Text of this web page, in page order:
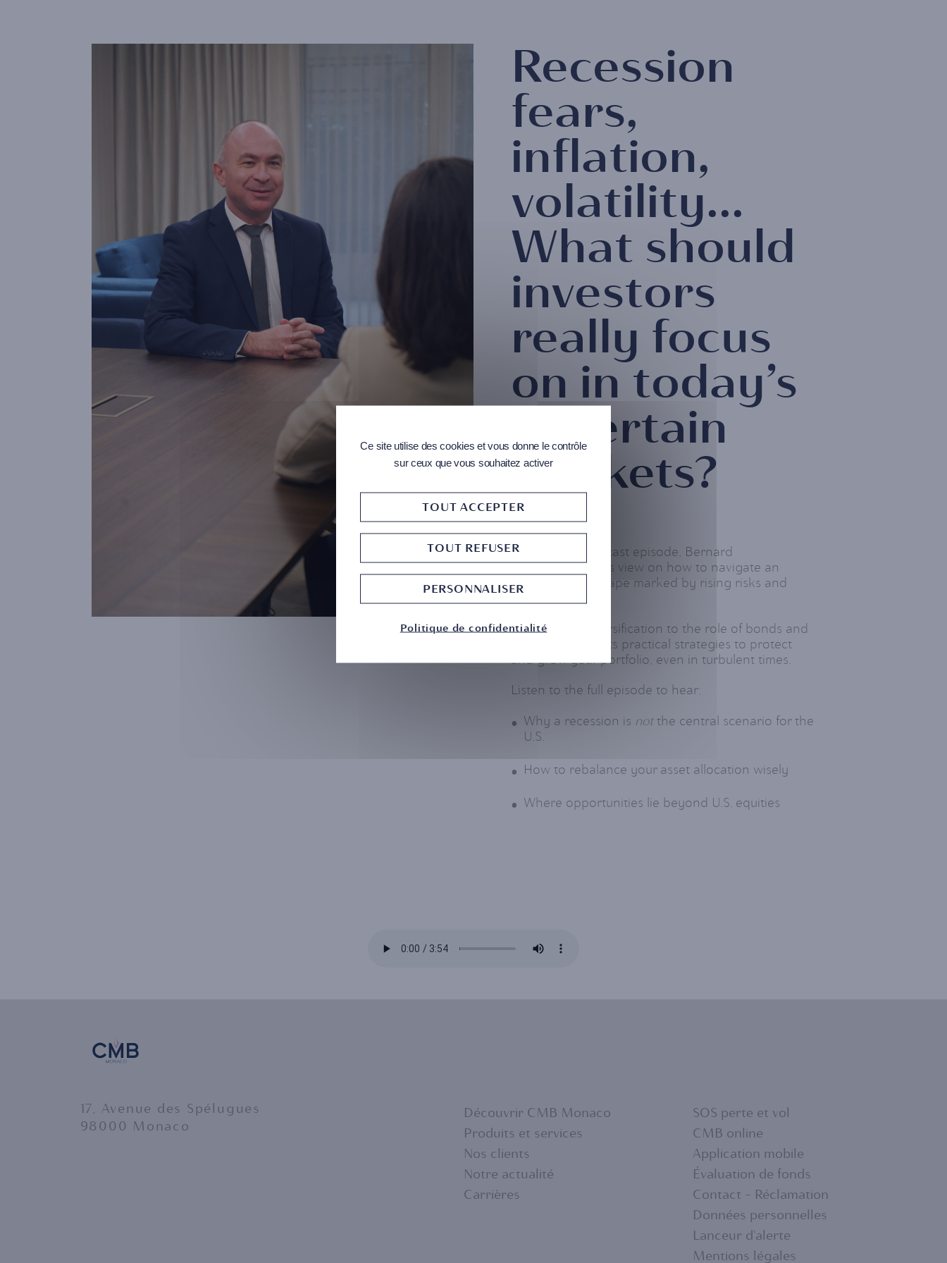
Recession
fears,
inflation,
volatility...
What should
investors
really focus
on in today’s
uncertain
markets?
In our latest podcast episode, Bernard
Aybran shares his view on how to navigate an
economic landscape marked by rising risks and
From global diversification to the role of bonds and
gold, he highlights practical strategies to protect
and grow your portfolio, even in turbulent times.
Listen to the full episode to hear:
Why a recession is notthe central scenario for the
U.S.
How to rebalance your asset allocation wisely
Where opportunities lie beyond U.S. equities
17, Avenue des Spélugues
98000 Monaco
FOOTER
Découvrir CMB Monaco
Produits et services
Nos clients
Notre actualité
Carrières
FOOTER
MENU
SOS perte et vol
CMB online
Application mobile
Évaluation de fonds
Contact - Réclamation
Données personnelles
Lanceur d'alerte
Mentions légales
Ce site utilise des cookies et vous donne le contrôle
sur ceux que vous souhaitez activer
TOUT ACCEPTER
TOUT REFUSER
PERSONNALISER
Politique de confidentialité